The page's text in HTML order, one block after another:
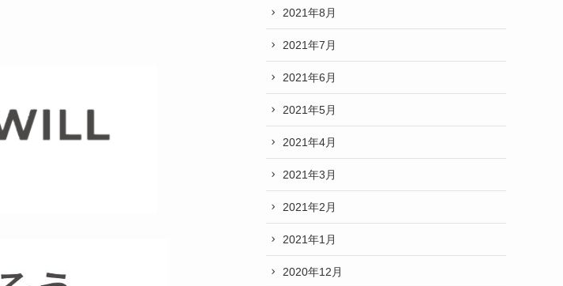
2021年8月
2021年7月
2021年6月
2021年5月
2021年4月
2021年3月
2021年2月
2021年1月
2020年12月